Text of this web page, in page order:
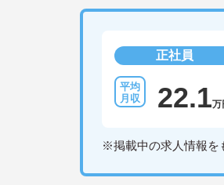
正社員
22.1万
※掲載中の求人情報を